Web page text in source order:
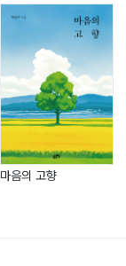
마음의 고향